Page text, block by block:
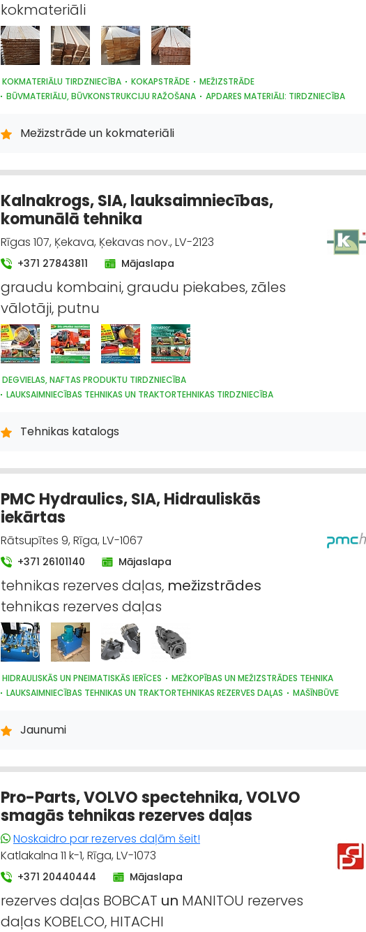
kokmateriāli
KOKMATERIĀLU TIRDZNIECĪBA KOKAPSTRĀDE
MEŽIZSTRĀDE
BŪVMATERIĀLU, BŪVKONSTRUKCIJU RAŽOŠANA
APDARES MATERIĀLI: TIRDZNIECĪBA
MEŽKOPĪBAS UN MEŽIZSTRĀDES TEHNIKA
Mežizstrāde un kokmateriāli
Kalnakrogs, SIA, lauksaimniecības,
komunālā tehnika
Rīgas 107, Ķekava, Ķekavas nov., LV-2123
+371 27843811 Mājaslapa
graudu kombaini, graudu piekabes, zāles
vālotāji, putnu
DEGVIELAS, NAFTAS PRODUKTU TIRDZNIECĪBA
LAUKSAIMNIECĪBAS TEHNIKAS UN TRAKTORTEHNIKAS TIRDZNIECĪBA
MEŽKOPĪBAS UN MEŽIZSTRĀDES TEHNIKA
LAUKSAIMNIECĪBAS TEHNIKAS UN TRAKTORTEHNIKAS LABOŠANA, REMONTS
Tehnikas katalogs
PMC Hydraulics, SIA, Hidrauliskās
iekārtas
Rātsupītes 9, Rīga, LV-1067
+371 26101140 Mājaslapa
tehnikas rezerves daļas, mežizstrādes
tehnikas rezerves daļas
HIDRAULISKĀS UN PNEIMATISKĀS IERĪCES
MEŽKOPĪBAS UN MEŽIZSTRĀDES TEHNIKA
LAUKSAIMNIECĪBAS TEHNIKAS UN TRAKTORTEHNIKAS REZERVES DAĻAS
MAŠĪNBŪVE
KUĢU BŪVE UN REMONTS
Jaunumi
Pro-Parts, VOLVO spectehnika, VOLVO
smagās tehnikas rezerves daļas
Noskaidro par rezerves daļām šeit!
Katlakalna 11 k-1, Rīga, LV-1073
+371 20440444 Mājaslapa
rezerves daļas BOBCAT un MANITOU rezerves
daļas KOBELCO, HITACHI